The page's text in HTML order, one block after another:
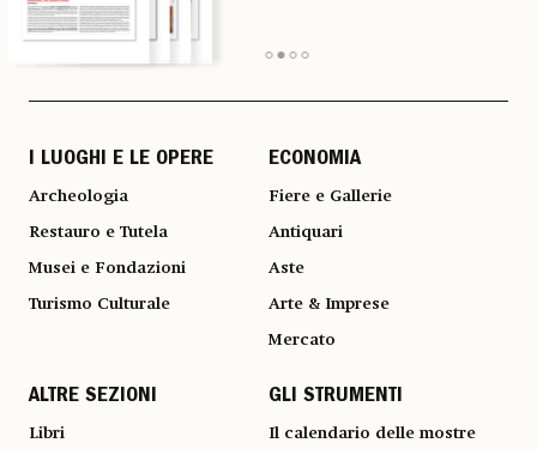
I LUOGHI E LE OPERE
Archeologia
Restauro e Tutela
Musei e Fondazioni
Turismo Culturale
ECONOMIA
Fiere e Gallerie
Antiquari
Aste
Arte & Imprese
Mercato
ALTRE SEZIONI
Libri
GLI STRUMENTI
Il calendario delle mostre